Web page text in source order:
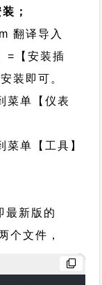
；
翻译导入
=【安装插
装即可。
菜单【仪表
菜单【工具】
最新版的
个文件，